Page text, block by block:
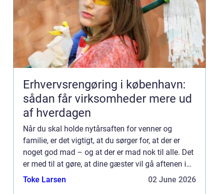
Erhvervsrengøring i københavn:
sådan får virksomheder mere ud
af hverdagen
Når du skal holde nytårsaften for venner og
familie, er det vigtigt, at du sørger for, at der er
noget god mad – og at der er mad nok til alle. Det
er med til at gøre, at dine gæster vil gå aftenen i
m&osla...
Toke Larsen 02 June 2026